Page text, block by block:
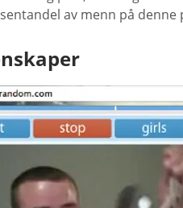
av menn på